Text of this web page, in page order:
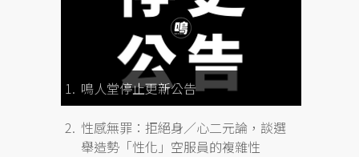
鳴人堂停止更新公告
性感無罪：拒絕身／心二元論，談選
舉造勢「性化」空服員的複雜性